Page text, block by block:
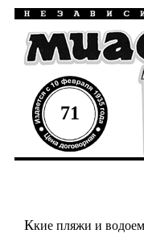
71
Ккие пляжи и